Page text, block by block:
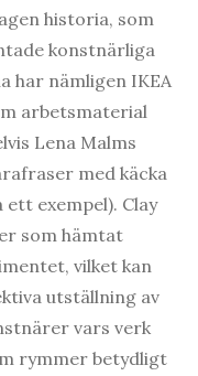
historia, som
konstnärliga
har nämligen IKEA
arbetsmaterial
Lena Malms
med käcka
ett exempel). Clay
som hämtat
vilket kan
utställning av
vars verk
rymmer betydligt